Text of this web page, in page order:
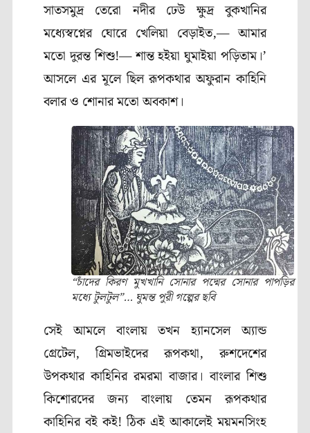
সাতসমুদ্র তেরো নদীর ঢেউ ক্ষুদ্র বুকখানির
মধ্যেস্বপ্নের ঘোরে খেলিয়া বেড়াইত,—আমার
মতো দুরন্ত শিশু!— শান্ত হইয়া ঘুমাইয়া পড়িতাম।’
আসলে এর মূলে ছিল রূপকথার অফুরান কাহিনি
বলার ও শোনার মতো অবকাশ।
“চাঁদের কিরণ মুখখানি সোনার পদ্মের সোনার পাপড়ির
মধ্যে টুলটুল”… ঘুমন্ত পুরী গল্পের ছবি
সেই আমলে বাংলায় তখন হ্যানসেল অ্যান্ড
গ্রেটেল,গ্রিমভাইদের রূপকথা,রুশদেশের
উপকথার কাহিনির রমরমা বাজার। বাংলার শিশু
কিশোরদের জন্য বাংলায় তেমন রূপকথার
কাহিনির বই কই! ঠিক এই আকালেই ময়মনসিংহ